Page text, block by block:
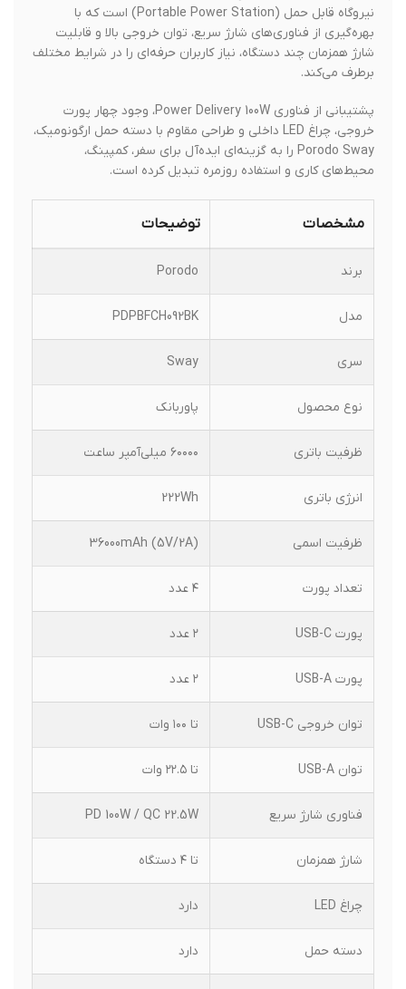
نیروگاه قابل حمل (Portable Power Station) است که با
بهره‌گیری از فناوری‌های شارژ سریع، توان خروجی بالا و قابلیت
شارژ همزمان چند دستگاه، نیاز کاربران حرفه‌ای را در شرایط مختلف
برطرف می‌کند.
پشتیبانی از فناوری Power Delivery 100W، وجود چهار پورت
خروجی، چراغ LED داخلی و طراحی مقاوم با دسته حمل ارگونومیک،
Porodo Sway را به گزینه‌ای ایده‌آل برای سفر، کمپینگ،
محیط‌های کاری و استفاده روزمره تبدیل کرده است.
مشخصات توضیحات
Porodo
PDPBFCH092BK
Sway
نوع محصول پاوربانک
ظرفیت باتری ۶۰۰۰۰ میلی‌آمپر ساعت
انرژی باتری 222Wh
ظرفیت اسمی 36000mAh (5V/2A)
تعداد پورت
پورت USB-C
پورت USB-A
توان خروجی USB-C
توان USB-A
فناوری شارژ سریع PD 100W / QC 22.5W
شارژ همزمان
دسته حمل